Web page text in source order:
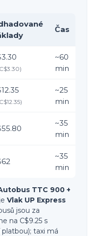
Čas
C$3.30)
~60
min
C$12.35)
~25
min
~35
min
~35
min
TTC 900 +
Vlak UP Express
jsou za
na C$9.25 s
taxi má